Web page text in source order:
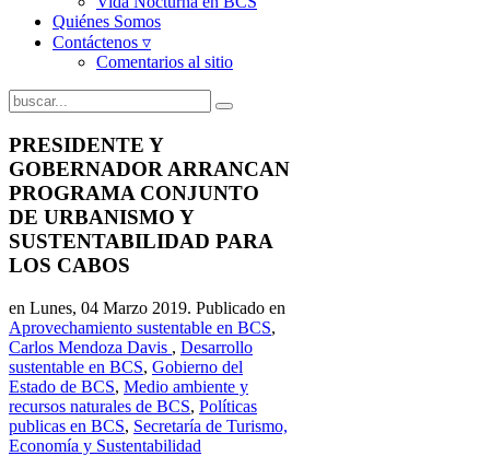
Quiénes Somos
Contáctenos ▿
Comentarios al sitio
PRESIDENTE Y
GOBERNADOR ARRANCAN
PROGRAMA CONJUNTO
DE URBANISMO Y
SUSTENTABILIDAD PARA
LOS CABOS
en Lunes, 04 Marzo 2019. Publicado en
Aprovechamiento sustentable en BCS,
Carlos Mendoza Davis , Desarrollo
sustentable en BCS, Gobierno del
Estado de BCS, Medio ambiente y
recursos naturales de BCS, Políticas
publicas en BCS, Secretaría de Turismo,
Economía y Sustentabilidad